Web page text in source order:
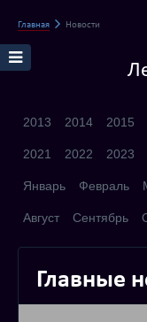
Главная Новости
2013 2014 2015
2021 2022 2023
Январь Февраль
Август Сентябрь
Главные